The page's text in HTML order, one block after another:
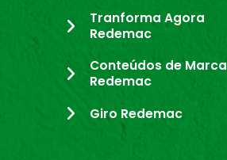
Tranforma Agora
Redemac
Conteúdos de Marca
Redemac
Giro Redemac